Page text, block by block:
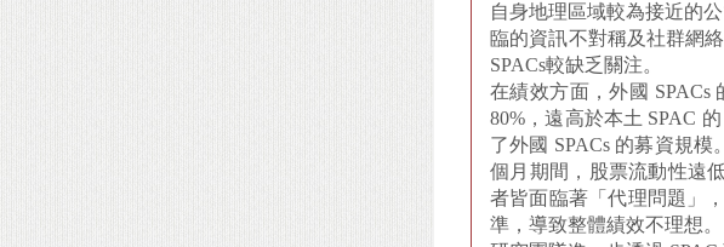
自身地理區域較為接近的
臨的資訊不對稱及社群網
SPACs較缺乏關注。
在績效方面，外國 SPACs
80%，遠高於本土 SPAC
了外國 SPACs 的募資規
個月期間，股票流動性遠
者皆面臨著「代理問題」
準，導致整體績效不理想。